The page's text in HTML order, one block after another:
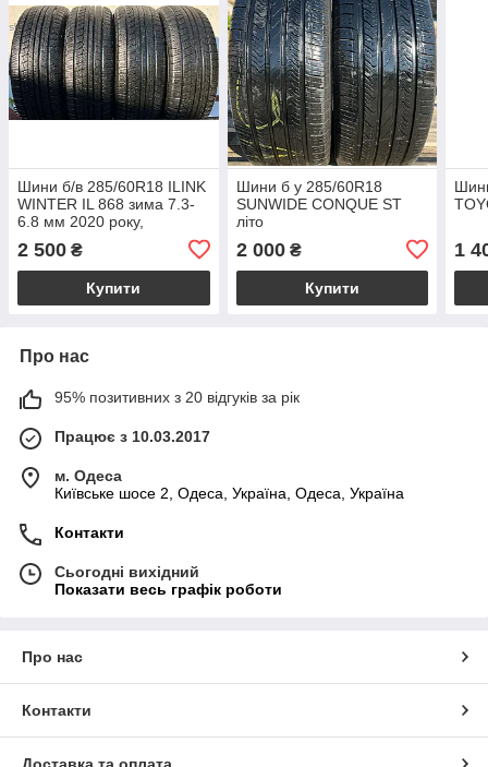
Шини б/в 285/60R18 ILINK
WINTER IL 868 зима 7.3-
6.8 мм 2020 року,
2 500 ₴
Купити
Шини б у 285/60R18
SUNWIDE CONQUE ST
літо
2 000₴
Купити
1
Про нас
95% позитивних з 20 відгуків за рік
Працює з 10.03.2017
м. Одеса
Київське шосе 2, Одеса, Україна, Одеса, Україна
Контакти
Сьогодні вихідний
Показати весь графік роботи
Про нас
Контакти